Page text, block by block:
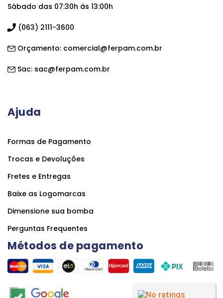
Sábado das 07:30h às 13:00h
(063) 2111-3600
Orçamento: comercial@ferpam.com.br
Sac: sac@ferpam.com.br
Ajuda
Formas de Pagamento
Trocas e Devoluções
Fretes e Entregas
Baixe as Logomarcas
Dimensione sua bomba
Perguntas Frequentes
Métodos de pagamento